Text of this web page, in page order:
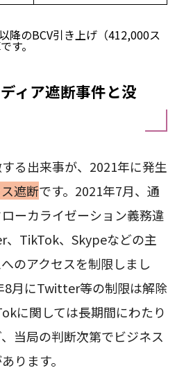
降のBCV引き上げ（412,000ス
す。
ィア遮断事件と没
る出来事が、2021年に発生
遮断です。2021年7月、通
ーカライゼーション義務違
TikTok、Skypeなどの主
のアクセスを制限しまし
8月にTwitter等の制限は解除
に関しては長期間にわたり
当局の判断次第でビジネス
ります。